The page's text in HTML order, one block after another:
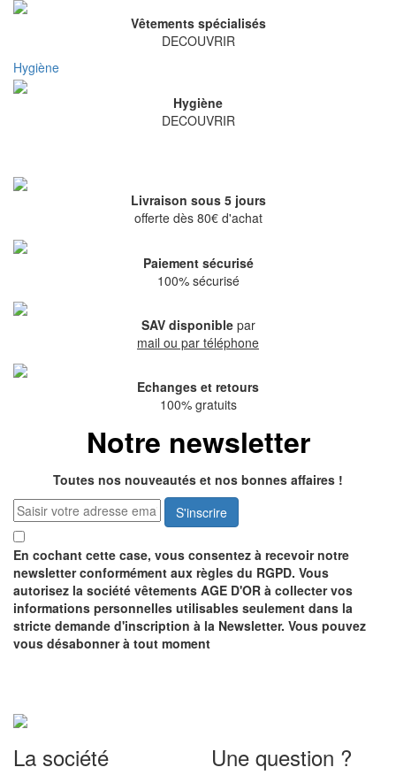
Vêtements spécialisés
DECOUVRIR
Hygiène
Hygiène
DECOUVRIR
Livraison sous 5 jours
offerte dès 80€ d'achat
Paiement sécurisé
100% sécurisé
SAV disponiblepar
mail ou par téléphone
Echanges et retours
100% gratuits
Notre newsletter
Toutes nos nouveautés et nos bonnes affaires !
S'inscrire
En cochant cette case, vous consentez à recevoir notre
newsletter conformément aux règles du RGPD. Vous
autorisez la société vêtements AGE D'OR à collecter vos
informations personnelles utilisables seulement dans la
stricte demande d'inscription à la Newsletter. Vous pouvez
vous désabonner à tout moment
La société Une question ?